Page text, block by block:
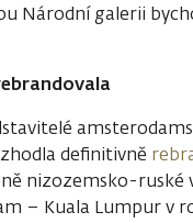
Národní galerii
definitivně
nizozemsko-ruské
– Kuala Lumpur v